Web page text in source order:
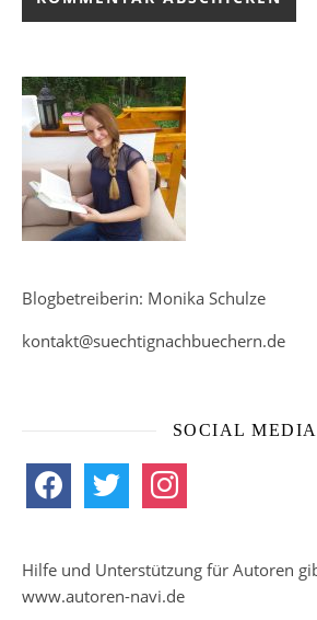
Blogbetreiberin: Monika Schulze
kontakt@suechtignachbuechern.de
SOCIAL MEDIA
facebook twitter instagram
Hilfe und Unterstützung für Autoren
www.autoren-navi.de